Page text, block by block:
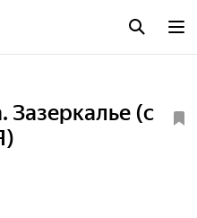
Зазеркалье (с